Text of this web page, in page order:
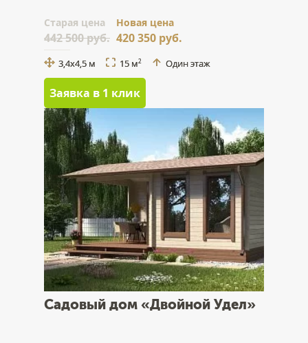
Cтарая цена
442 500 руб.
Новая цена
420 350 руб.
3,4x4,5 м 15 м2 Один этаж
Заявка в 1 клик
Садовый дом «Двойной Удел»